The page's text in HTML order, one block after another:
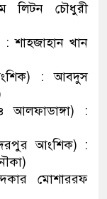
লিটন চৌধুরী
শাহজাহান খান
: আবদুস
আলফাডাঙ্গা) :
আংশিক) :
মোশাররফ